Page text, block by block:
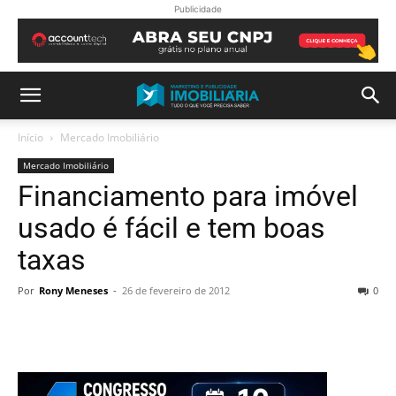
Publicidade
Início Mercado Imobiliário
Mercado Imobiliário
Financiamento para imóvel
usado é fácil e tem boas
taxas
Por Rony Meneses - 26 de fevereiro de 2012 0